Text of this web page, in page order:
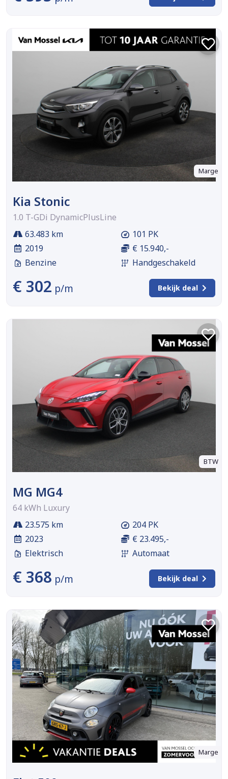
Marge
Kia Stonic
1.0 T-GDi DynamicPlusLine
63.483 km
2019
Benzine
101 PK
€ 15.940,-
Handgeschakeld
€ 302 p/m Bekijk deal
BTW
MG MG4
64 kWh Luxury
23.575 km
2023
Elektrisch
204 PK
€ 23.495,-
Automaat
€ 368 p/m Bekijk deal
Marge